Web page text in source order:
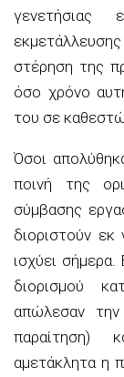
γενετήσιας
στέρηση της
όσο χρόνο
του σε
Όσοι
ποινή της
σύμβασης
διοριστούν
ισχύει
διορισμού
απώλεσαν
παραίτηση)
αμετάκλητα η